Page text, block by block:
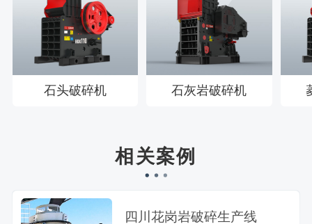
石头破碎机 石灰岩破碎机
相关案例
四川花岗岩破碎生产线